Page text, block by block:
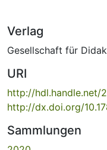
Verlag
Gesellschaft für
URI
http://hdl.handle.net/
http://dx.doi.org/
Sammlungen